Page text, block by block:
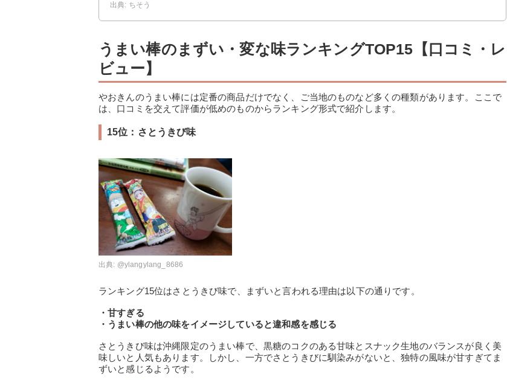
出典: ちそう
うまい棒のまずい・変な味ランキングTOP15【口コミ・レ
ビュー】
やおきんのうまい棒には定番の商品だけでなく、ご当地のものなど多くの種類があります。ここで
は、口コミを交えて評価が低めのものからランキング形式で紹介します。
15位：さとうきび味
出典: @ylangylang_8686
ランキング15位はさとうきび味で、まずいと言われる理由は以下の通りです。
・甘すぎる
・うまい棒の他の味をイメージしていると違和感を感じる
さとうきび味は沖縄限定のうまい棒で、黒糖のコクのある甘味とスナック生地のバランスが良く美
味しいと人気もあります。しかし、一方でさとうきびに馴染みがないと、独特の風味が甘すぎてま
ずいと感じるようです。